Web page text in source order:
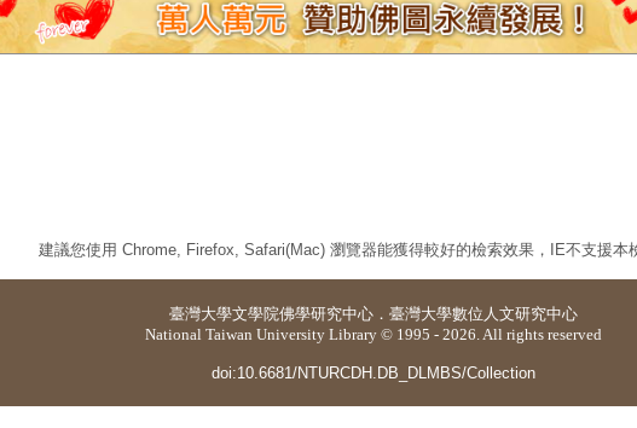
建議您使用 Chrome, Firefox, Safari(Mac) 瀏覽器能獲得較好的檢索效果，IE不支援本
臺灣大學文學院佛學研究中心 ． 臺灣大學數位人文研究中心
National Taiwan University Library © 1995 - 2026. All rights reserved
doi:10.6681/NTURCDH.DB_DLMBS/Collection